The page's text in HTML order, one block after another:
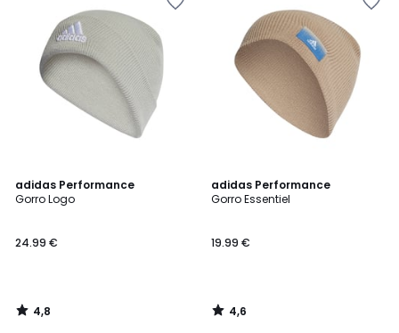
adidas Performance
Gorro Logo
24.99 €
4,8
/ 5
4,8
/
adidas Performance
Gorro Essentiel
19.99 €
4,6
/ 5
4,6
/